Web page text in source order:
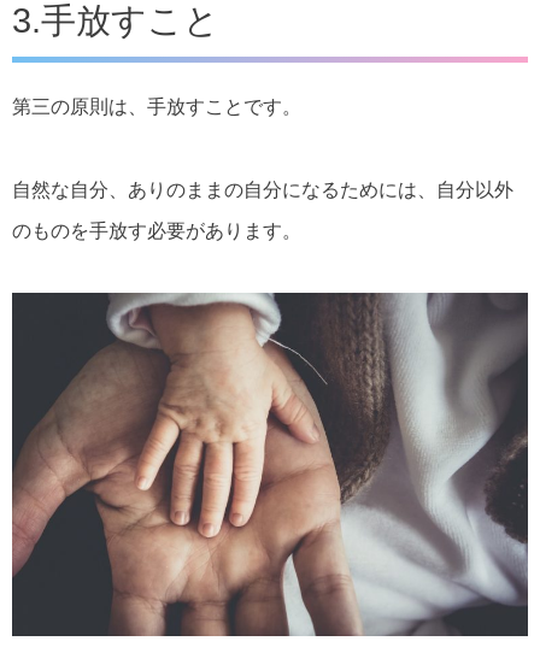
3.手放すこと
第三の原則は、手放すことです。
自然な自分、ありのままの自分になるためには、自分以外
のものを手放す必要があります。